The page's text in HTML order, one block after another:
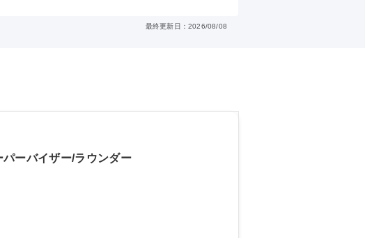
最終更新日：2026/08/08
ーバイザー/ラウンダー